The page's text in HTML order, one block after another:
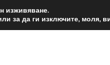
изживяване.
за да ги изключите, моля,